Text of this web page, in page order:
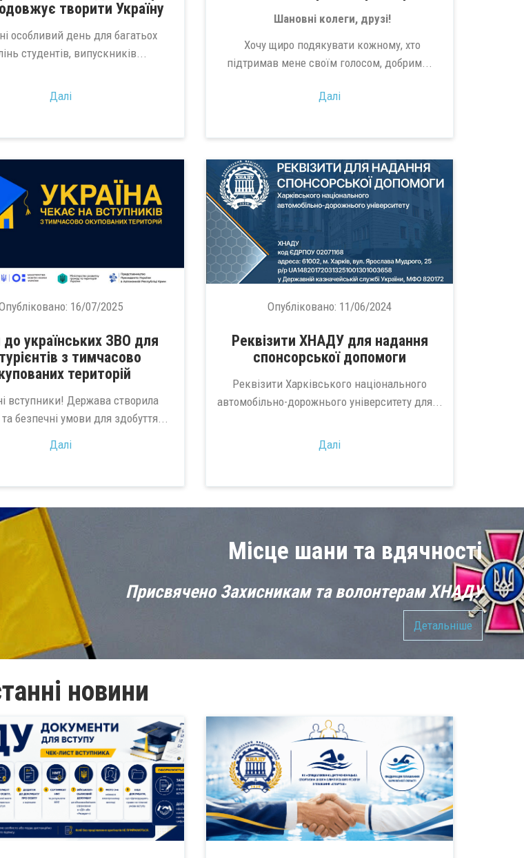
творити Україну
особливий день для багатьох
студентів, випускників...
Далі
Шановні колеги, друзі!
Хочу щиро подякувати кожному, хто
підтримав мене своїм голосом, добрим...
Далі
16/07/2025
до українських ЗВО для
з тимчасово
територій
вступники! Держава створила
безпечні умови для здобуття...
Далі
Опубліковано: 11/06/2024
Реквізити ХНАДУ для надання
спонсорської допомоги
Реквізити Харківського національного
автомобільно-дорожнього університету для...
Далі
Місце шани та вдячності
Присвячено Захисникам та волонтерам ХНАДУ
Детальніше
новини